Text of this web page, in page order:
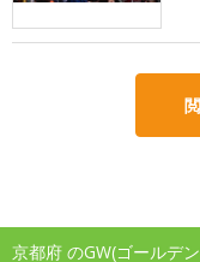
京都府 のGW(ゴールデ